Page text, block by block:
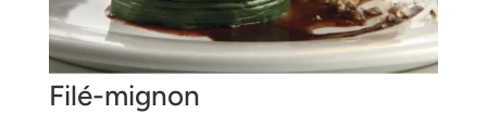
Filé-mignon